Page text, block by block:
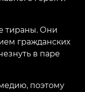
тираны. Они
гражданских
в паре
поэтому